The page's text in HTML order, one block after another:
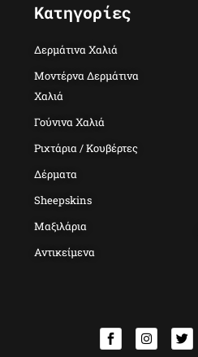
Κατηγορίες
Δερμάτινα Χαλιά
Μοντέρνα Δερμάτινα
Χαλιά
Γούνινα Χαλιά
Ριχτάρια / Κουβέρτες
Δέρματα
Sheepskins
Μαξιλάρια
Αντικείμενα